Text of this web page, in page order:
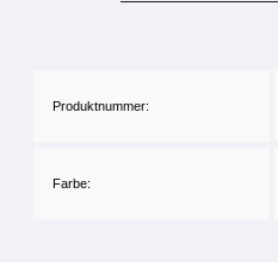
Produktnummer:
Farbe: